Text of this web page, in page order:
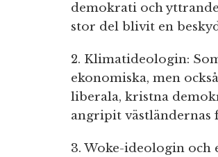
demokrati och
stor del blivit en
2. Klimatideologin:
ekonomiska, men
liberala, kristna
angripit västländernas
3. Woke-ideologin